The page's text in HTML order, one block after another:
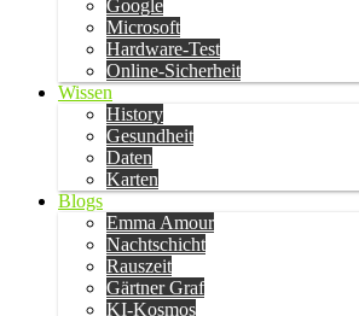
Google
Microsoft
Hardware-Test
Online-Sicherheit
Wissen
History
Gesundheit
Daten
Karten
Blogs
Emma Amour
Nachtschicht
Rauszeit
Gärtner Graf
KI-Kosmos